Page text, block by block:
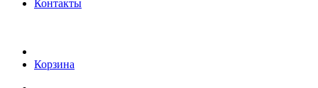
Контакты
Корзина